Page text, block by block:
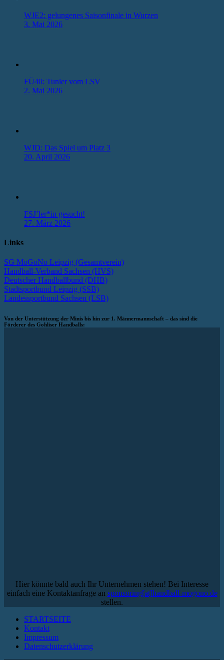
WJE2: gelungenes Saisonfinale in Wurzen
3. Mai 2026
FÜ40: Tunier vom LSV
2. Mai 2026
WJD: Das Spiel um Platz 3
20. April 2026
FSJ’ler*in gesucht!
27. März 2026
Links
SG MoGoNo Leipzig (Gesamtverein)
Handball-Verband Sachsen (HVS)
Deutscher Handballbund (DHB)
Stadtsportbund Leipzig (SSB)
Landessportbund Sachsen (LSB)
Von der Unterstützung der Minis bis hin zur 1. Männermannschaft – das sind die
Förderer des Gohliser Handballs:
Hier könnte bald auch Ihr Unternehmen stehen! Bei Interesse
einfach eine Kontaktanfrage an sponsoring[at]handball-mogono.de
stellen.
STARTSEITE
Kontakt
Impressum
Datenschutzerklärung